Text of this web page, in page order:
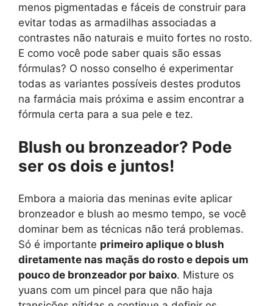
menos pigmentadas e fáceis de construir para
evitar todas as armadilhas associadas a
contrastes não naturais e muito fortes no rosto.
E como você pode saber quais são essas
fórmulas? O nosso conselho é experimentar
todas as variantes possíveis destes produtos
na farmácia mais próxima e assim encontrar a
fórmula certa para a sua pele e tez.
Blush ou bronzeador? Pode
ser os dois e juntos!
Embora a maioria das meninas evite aplicar
bronzeador e blush ao mesmo tempo, se você
dominar bem as técnicas não terá problemas.
Só é importante primeiro aplique o blush
diretamente nas maçãs do rosto e depois um
pouco de bronzeador por baixo. Misture os
yuans com um pincel para que não haja